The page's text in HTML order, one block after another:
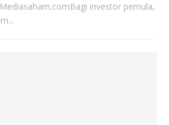
investor pemula,